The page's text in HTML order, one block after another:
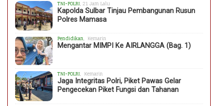
TNI-POLRI , 21 Jam Lalu
Kapolda Sulbar Tinjau Pembangunan Rusun
Polres Mamasa
Pendidikan, Kemarin
Mengantar MIMPI Ke AIRLANGGA (Bag. 1)
TNI-POLRI , Kemarin
Jaga Integritas Polri, Piket Pawas Gelar
Pengecekan Piket Fungsi dan Tahanan